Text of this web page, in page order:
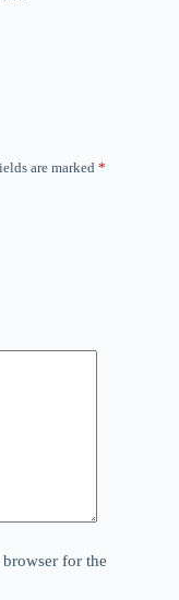
are marked *
for the